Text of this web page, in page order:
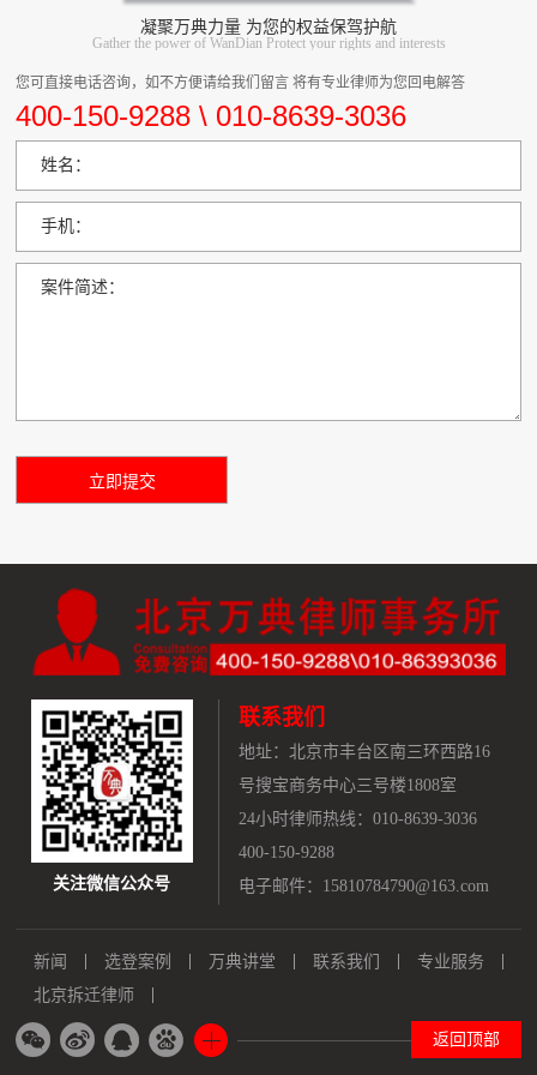
凝聚万典力量 为您的权益保驾护航
Gather the power of WanDian Protect your rights and interests
您可直接电话咨询，如不方便请给我们留言 将有专业律师为您回电解答
400-150-9288 \ 010-8639-3036
姓名：
手机：
案件简述：
关注微信公众号
联系我们
地址： 北京市丰台区南三环西路16
号搜宝商务中心三号楼1808室
24小时律师热线：010-8639-3036
400-150-9288
电子邮件：15810784790@163.com
新闻 选登案例 万典讲堂 联系我们
专业服务
北京拆迁律师
返回顶部